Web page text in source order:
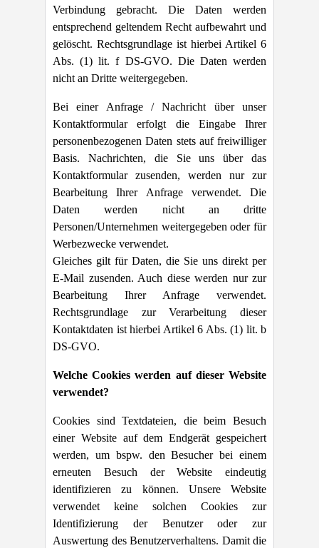
Verbindung gebracht. Die Daten werden
entsprechend geltendem Recht aufbewahrt und
gelöscht. Rechtsgrundlage ist hierbei Artikel 6
Abs. (1) lit. f DS-GVO. Die Daten werden
nicht an Dritte weitergegeben.
Bei einer Anfrage / Nachricht über unser
Kontaktformular erfolgt die Eingabe Ihrer
personenbezogenen Daten stets auf freiwilliger
Basis. Nachrichten, die Sie uns über das
Kontaktformular zusenden, werden nur zur
Bearbeitung Ihrer Anfrage verwendet. Die
Daten werden nicht an dritte
Personen/Unternehmen weitergegeben oder für
Werbezwecke verwendet.
Gleiches gilt für Daten, die Sie uns direkt per
E-Mail zusenden. Auch diese werden nur zur
Bearbeitung Ihrer Anfrage verwendet.
Rechtsgrundlage zur Verarbeitung dieser
Kontaktdaten ist hierbei Artikel 6 Abs. (1) lit. b
DS-GVO.
Welche Cookies werden auf dieser Website
verwendet?
Cookies sind Textdateien, die beim Besuch
einer Website auf dem Endgerät gespeichert
werden, um bspw. den Besucher bei einem
erneuten Besuch der Website eindeutig
identifizieren zu können. Unsere Website
verwendet keine solchen Cookies zur
Identifizierung der Benutzer oder zur
Auswertung des Benutzerverhaltens. Damit die